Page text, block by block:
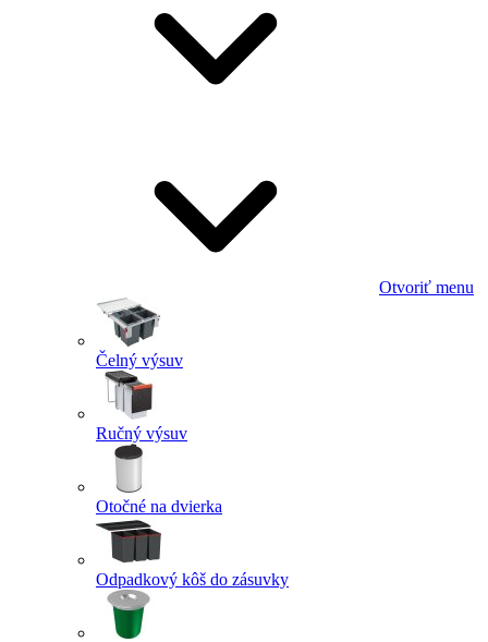
Otvoriť menu
Čelný výsuv
Ručný výsuv
Otočné na dvierka
Odpadkový kôš do zásuvky